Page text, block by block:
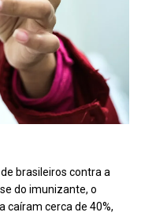
brasileiros contra a
do imunizante, o
caíram cerca de 40%,